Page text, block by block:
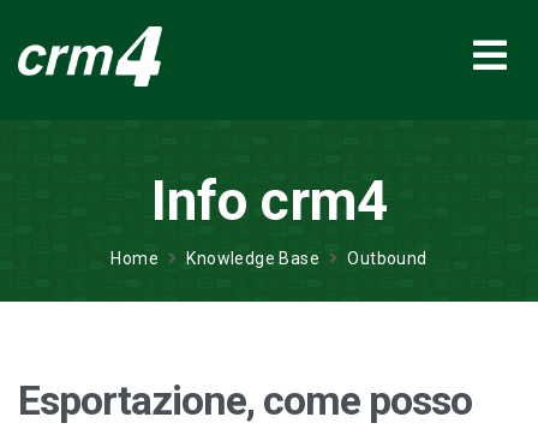
Info crm4
Home Knowledge Base Outbound
Esportazione, come posso